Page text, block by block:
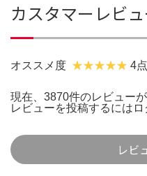
カスタマーレビ
オススメ度 4点
現在、3870件のレビュー
レビューを投稿するには
レビ